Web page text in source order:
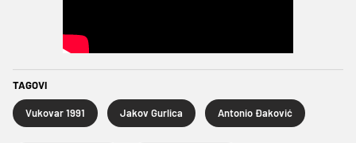
TAGOVI
Vukovar 1991 Jakov Gurlica Antonio Đaković